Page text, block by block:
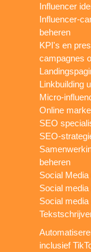
Influencer
Influencer-
beheren
KPI's en
campagnes
Linkbuilding
Micro-
Online
SEO
SEO-
beheren
Social
Social
Social
inclusief